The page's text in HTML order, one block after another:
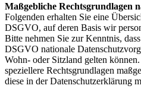
Maßgebliche Rechtsgrundlagen
Folgenden erhalten Sie eine
DSGVO, auf deren Basis wir
Bitte nehmen Sie zur Kenntnis,
DSGVO nationale
Wohn- oder Sitzland gelten
speziellere Rechtsgrundlagen
diese in der Datenschutzerklärung